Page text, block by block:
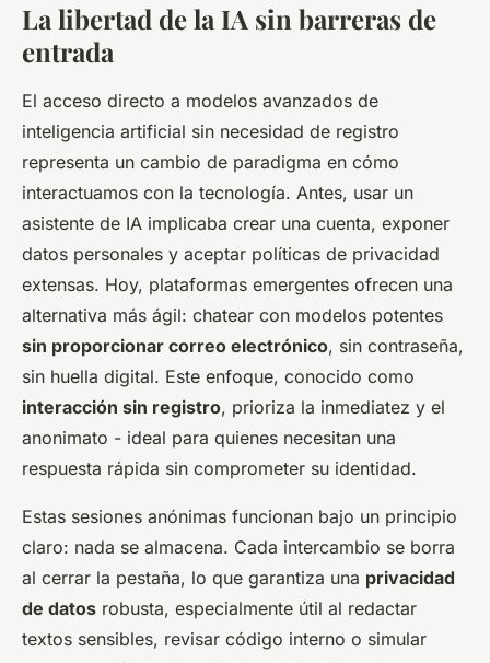
La libertad de la IA sin barreras de
entrada
El acceso directo a modelos avanzados de
inteligencia artificial sin necesidad de registro
representa un cambio de paradigma en cómo
interactuamos con la tecnología. Antes, usar un
asistente de IA implicaba crear una cuenta, exponer
datos personales y aceptar políticas de privacidad
extensas. Hoy, plataformas emergentes ofrecen una
alternativa más ágil: chatear con modelos potentes
sin proporcionar correo electrónico, sin contraseña,
sin huella digital. Este enfoque, conocido como
interacción sin registro, prioriza la inmediatez y el
anonimato - ideal para quienes necesitan una
respuesta rápida sin comprometer su identidad.
Estas sesiones anónimas funcionan bajo un principio
claro: nada se almacena. Cada intercambio se borra
al cerrar la pestaña, lo que garantiza una privacidad
de datos robusta, especialmente útil al redactar
textos sensibles, revisar código interno o simular